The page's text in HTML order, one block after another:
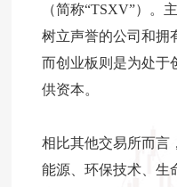
（简称“TSXV”）。
树立声誉的公司和拥
而创业板则是为处于
供资本。
相比其他交易所而言
能源、环保技术、生